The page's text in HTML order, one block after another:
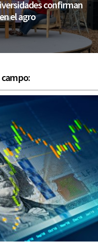
confirman
el agro